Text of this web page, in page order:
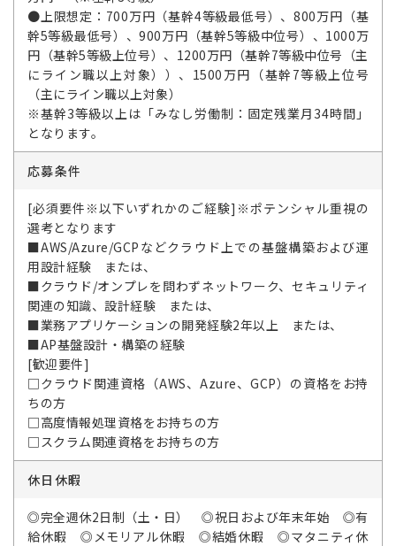
●上限想定：700万円（基幹4等級最低号）、800万円（基
幹5等級最低号）、900万円（基幹5等級中位号）、1000万
円（基幹5等級上位号）、1200万円（基幹7等級中位号（主
にライン職以上対象））、1500万円（基幹7等級上位号
（主にライン職以上対象）
※基幹3等級以上は「みなし労働制：固定残業月34時間」
となります。
応募条件
[必須要件※以下いずれかのご経験]※ポテンシャル重視の
選考となります
■AWS/Azure/GCPなどクラウド上での基盤構築および運
用設計経験 または、
■クラウド/オンプレを問わずネットワーク、セキュリティ
関連の知識、設計経験 または、
■業務アプリケーションの開発経験2年以上 または、
■AP基盤設計・構築の経験
[歓迎要件]
□クラウド関連資格（AWS、Azure、GCP）の資格をお持
ちの方
□高度情報処理資格をお持ちの方
□スクラム関連資格をお持ちの方
休日休暇
◎完全週休2日制（土・日） ◎祝日および年末年始 ◎有
給休暇 ◎メモリアル休暇 ◎結婚休暇 ◎マタニティ休